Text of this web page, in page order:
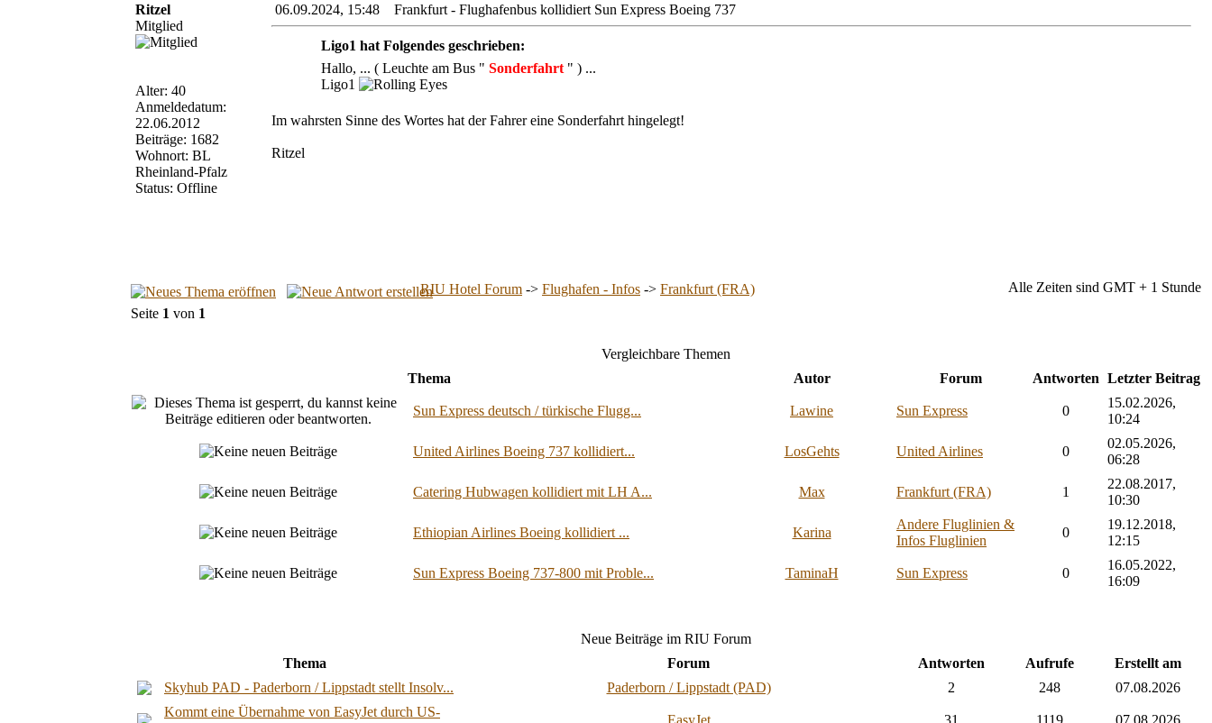
Ritzel
Mitglied
Alter: 40
Anmeldedatum:
22.06.2012
Beiträge: 1682
Wohnort: BL
Rheinland-Pfalz
Status: Offline
06.09.2024, 15:48 Frankfurt - Flughafenbus kollidiert Sun Express Boeing 737
Ligo1 hat Folgendes geschrieben:
Hallo, ... ( Leuchte am Bus " Sonderfahrt " ) ...
Ligo1
Im wahrsten Sinne des Wortes hat der Fahrer eine Sonderfahrt hingelegt!
Ritzel
RIU Hotel Forum -> Flughafen - Infos -> Frankfurt (FRA)
Alle Zeiten sind GMT + 1 Stunde
Seite 1 von 1
Vergleichbare Themen
Thema
Autor Forum Antworten Letzter Beitrag
Sun Express deutsch / türkische Flugg... Lawine Sun Express 0
15.02.2026,
10:24
United Airlines Boeing 737 kollidiert... LosGehts United Airlines 0
02.05.2026,
06:28
Catering Hubwagen kollidiert mit LH A... Max Frankfurt (FRA) 1
22.08.2017,
10:30
Ethiopian Airlines Boeing kollidiert ... Karina
Andere Fluglinien &
Infos Fluglinien
0
19.12.2018,
12:15
Sun Express Boeing 737-800 mit Proble... TaminaH Sun Express 0
16.05.2022,
16:09
Neue Beiträge im RIU Forum
Thema
Forum Antworten Aufrufe
Erstellt am
Skyhub PAD - Paderborn / Lippstadt stellt Insolv...
Paderborn / Lippstadt (PAD) 2 248
07.08.2026
Kommt eine Übernahme von EasyJet durch US-
EasyJet 31 1119 07.08.2026